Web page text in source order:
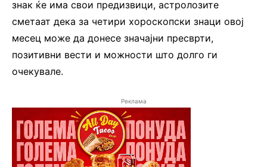
знак ќе има свои предизвици, астролозите
сметаат дека за четири хороскопски знаци овој
месец може да донесе значајни пресврти,
позитивни вести и можности што долго ги
очекувале.
Реклама